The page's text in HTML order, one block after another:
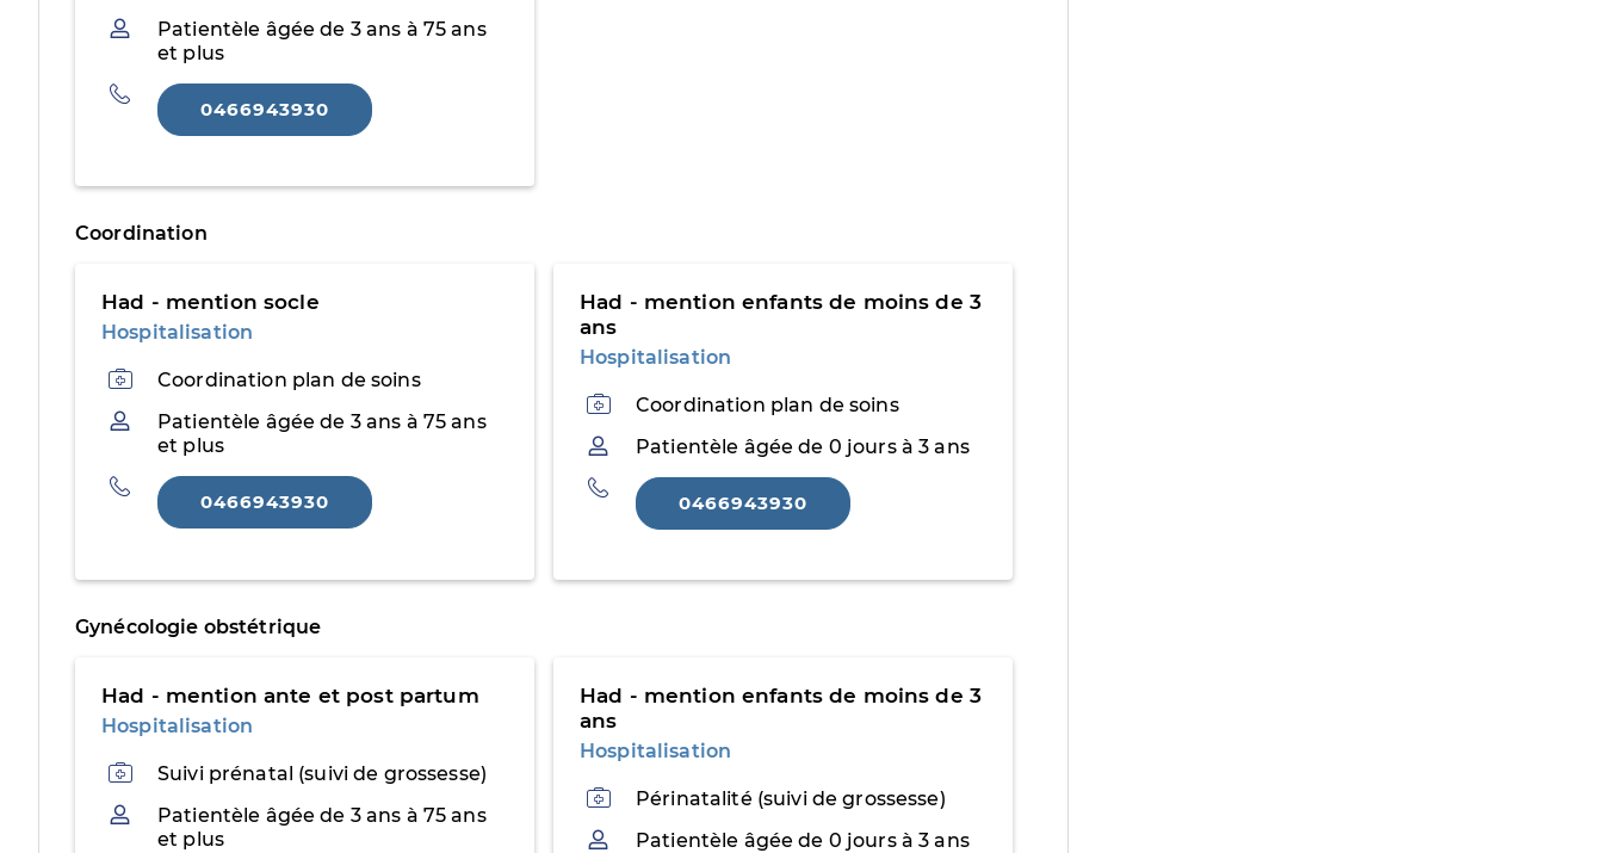
PatientèlePatientèle âgée de 3 ans à 75 ans
et plus
Téléphone
0466943930
Coordination
Had - mention socle
Hospitalisation
ActivitésCoordination plan de soins
PatientèlePatientèle âgée de 3 ans à 75 ans
et plus
Téléphone
0466943930
Had - mention enfants de moins de 3
ans
Hospitalisation
ActivitésCoordination plan de soins
PatientèlePatientèle âgée de 0 jours à 3 ans
Téléphone
0466943930
Gynécologie obstétrique
Had - mention ante et post partum
Hospitalisation
ActivitésSuivi prénatal (suivi de grossesse)
PatientèlePatientèle âgée de 3 ans à 75 ans
et plus
Had - mention enfants de moins de 3
ans
Hospitalisation
ActivitésPérinatalité (suivi de grossesse)
PatientèlePatientèle âgée de 0 jours à 3 ans